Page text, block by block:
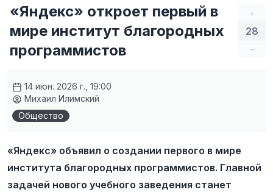
+
28
–
«Яндекс» откроет первый в
мире институт благородных
программистов
14 июн. 2026 г., 19:00
Михаил Илимский
Общество
«Яндекс» объявил о создании первого в мире
института благородных программистов. Главной
задачей нового учебного заведения станет